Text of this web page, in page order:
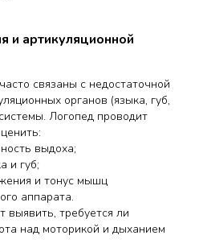
и артикуляционной
связаны с недостаточной
органов (языка, губ,
Логопед проводит
выдоха;
и губ;
и тонус мышц
аппарата.
требуется ли
над моторикой и дыханием